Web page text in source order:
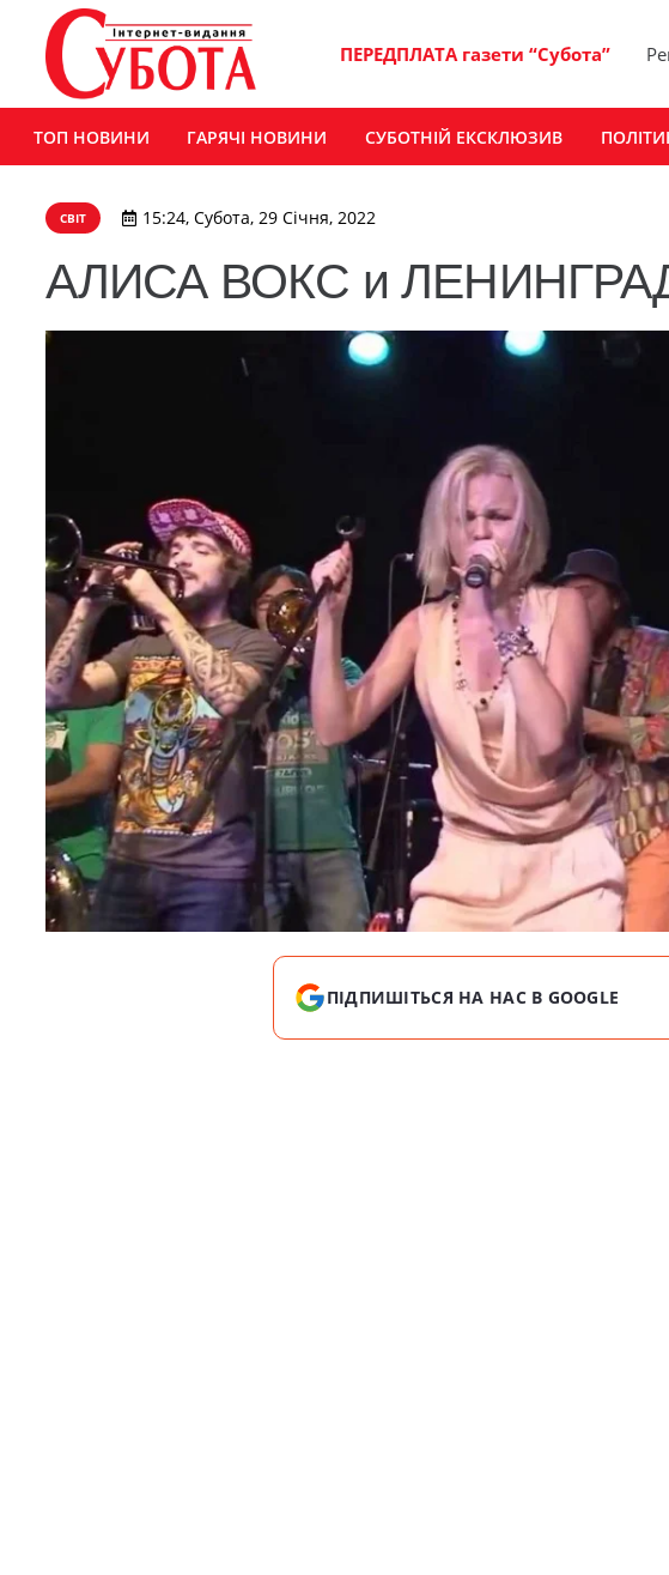
ПЕРЕДПЛАТА газети “Субота”
ТОП НОВИНИ ГАРЯЧІ НОВИНИ СУБОТНІЙ ЕКСКЛЮЗИВ
СВІТ 15:24, Субота, 29 Січня, 2022
АЛИСА ВОКС и ЛЕНИНГРАД
ПІДПИШІТЬСЯ НА НАС В GOOGLE